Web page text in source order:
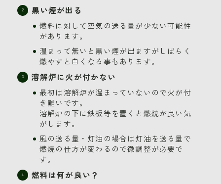
黒い煙が出る
燃料に対して空気の送る量が少ない可能性
があります。
温まって無いと黒い煙が出ますがしばらく
燃やすと白くなる事もあります。
溶解炉に火が付かない
最初は溶解炉が温まっていないので火が付
き難いです。
溶解炉の下に鉄板等を置くと燃焼が良い気
がします。
風の送る量・灯油の場合は灯油を送る量で
燃焼の仕方が変わるので微調整が必要で
す。
燃料は何が良い？